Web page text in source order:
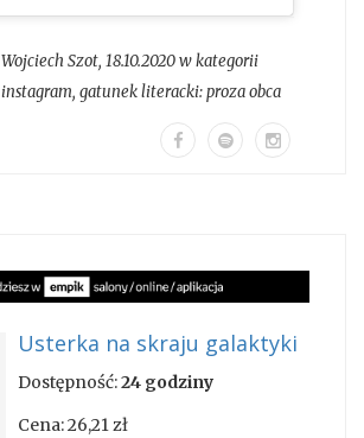
Wojciech Szot, 18.10.2020 w kategorii
instagram, gatunek literacki:proza obca
Usterka na skraju galaktyki
Dostępność:24 godziny
Cena:26,21 zł